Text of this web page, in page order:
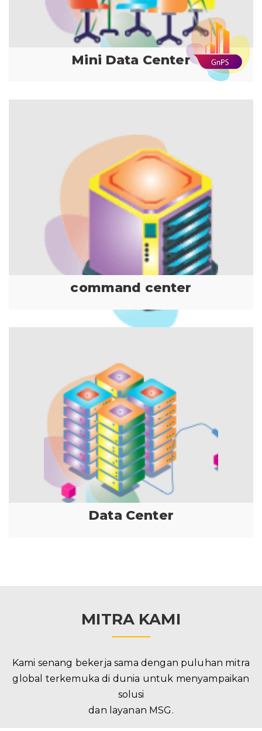
Mini Data Center
command center
Data Center
MITRA KAMI
Kami senang bekerja sama dengan puluhan mitra
global terkemuka di dunia untuk menyampaikan
solusi
dan layanan MSG.